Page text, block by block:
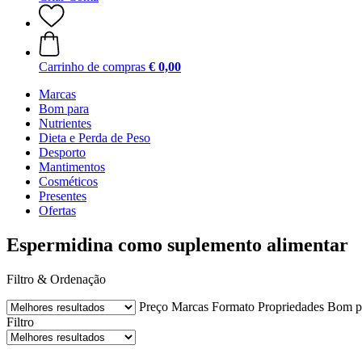
Carrinho de compras € 0,00
Marcas
Bom para
Nutrientes
Dieta e Perda de Peso
Desporto
Mantimentos
Cosméticos
Presentes
Ofertas
Espermidina como suplemento alimentar
Filtro & Ordenação
Preço Marcas Formato Propriedades Bom
Filtro